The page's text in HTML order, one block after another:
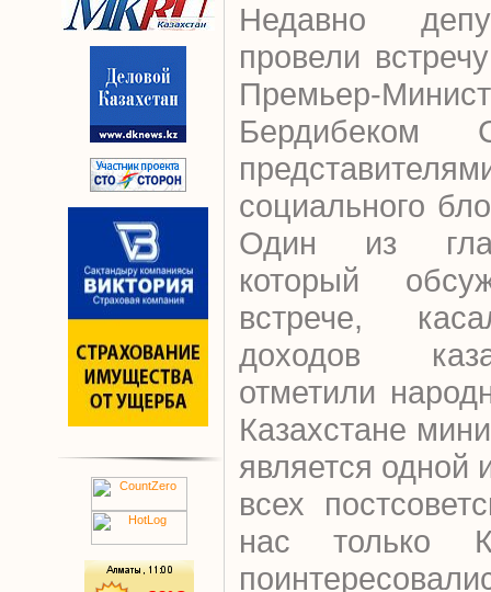
Недавно
провели
Премьер-
Бердибеком
социального
Один из
который
встрече,
доходов
отметили
Казахстане
является одной
всех
нас только